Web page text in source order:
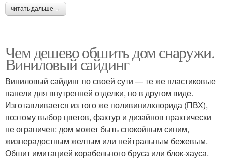
читать дальше →
Чем дешево обшить дом снаружи.
Виниловый сайдинг
Виниловый сайдинг по своей сути — те же пластиковые
панели для внутренней отделки, но в другом виде.
Изготавливается из того же поливинилхлорида (ПВХ),
поэтому выбор цветов, фактур и дизайнов практически
не ограничен: дом может быть спокойным синим,
жизнерадостным желтым или нейтральным бежевым.
Обшит имитацией корабельного бруса или блок-хауса.